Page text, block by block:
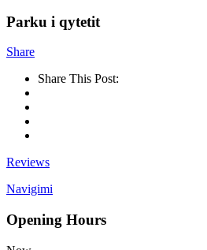
Parku i qytetit
Share
Share This Post:
Reviews
Navigimi
Opening Hours